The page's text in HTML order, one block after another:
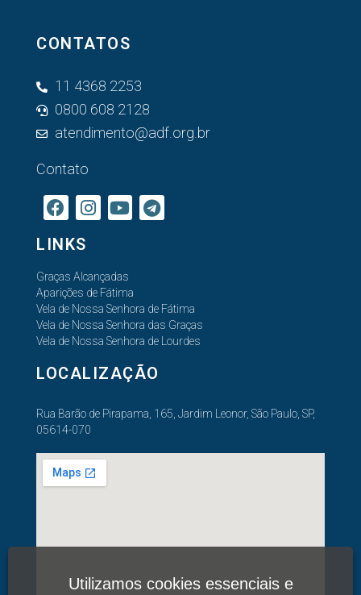
CONTATOS
11 4368 2253
0800 608 2128
atendimento@adf.org.br
Contato
LINKS
Graças Alcançadas
Aparições de Fátima
Vela de Nossa Senhora de Fátima
Vela de Nossa Senhora das Graças
Vela de Nossa Senhora de Lourdes
LOCALIZAÇÃO
Rua Barão de Pirapama, 165, Jardim Leonor, São Paulo, SP,
05614-070
Utilizamos cookies essenciais e